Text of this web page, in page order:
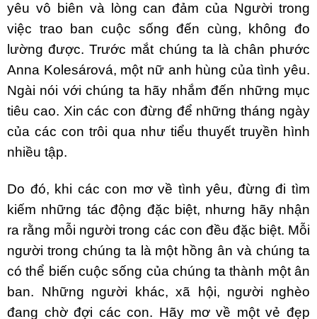
yêu vô biên và lòng can đảm của Người trong
việc trao ban cuộc sống đến cùng, không đo
lường được. Trước mắt chúng ta là chân phước
Anna Kolesárová, một nữ anh hùng của tình yêu.
Ngài nói với chúng ta hãy nhắm đến những mục
tiêu cao. Xin các con đừng để những tháng ngày
của các con trôi qua như tiểu thuyết truyền hình
nhiều tập.
Do đó, khi các con mơ về tình yêu, đừng đi tìm
kiếm những tác động đặc biệt, nhưng hãy nhận
ra rằng mỗi người trong các con đều đặc biệt. Mỗi
người trong chúng ta là một hồng ân và chúng ta
có thể biến cuộc sống của chúng ta thành một ân
ban. Những người khác, xã hội, người nghèo
đang chờ đợi các con. Hãy mơ về một vẻ đẹp